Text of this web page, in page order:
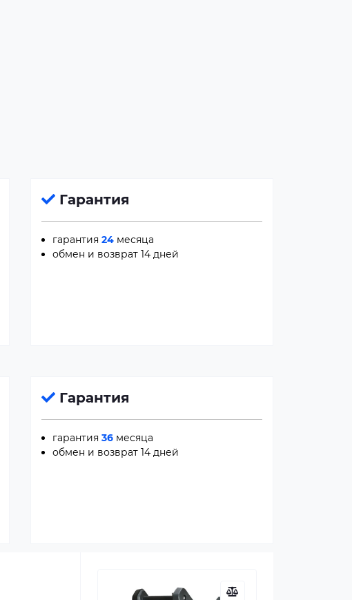
Гарантия
гарантия 24 месяца
обмен и возврат 14 дней
Гарантия
гарантия 36 месяца
обмен и возврат 14 дней